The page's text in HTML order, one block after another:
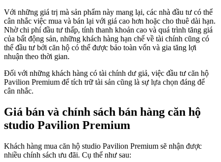
Với những giá trị mà sản phẩm này mang lại, các nhà đầu tư có thể
cân nhắc việc mua và bán lại với giá cao hơn hoặc cho thuê dài hạn.
Nhờ chi phí đầu tư thấp, tính thanh khoản cao và quá trình tăng giá
của bất động sản, những khách hàng hạn chế về tài chính cũng có
thể đầu tư bởi căn hộ có thể được bảo toàn vốn và gia tăng lợi
nhuận theo thời gian.
Đối với những khách hàng có tài chính dư giả, việc đầu tư căn hộ
Pavilion Premium để tích trữ tài sản cũng là sự lựa chọn đáng để
cân nhắc.
Giá bán và chính sách bán hàng căn hộ
studio Pavilion Premium
Khách hàng mua căn hộ studio Pavilion Premium sẽ nhận được
nhiều chính sách ưu đãi. Cụ thể như sau: